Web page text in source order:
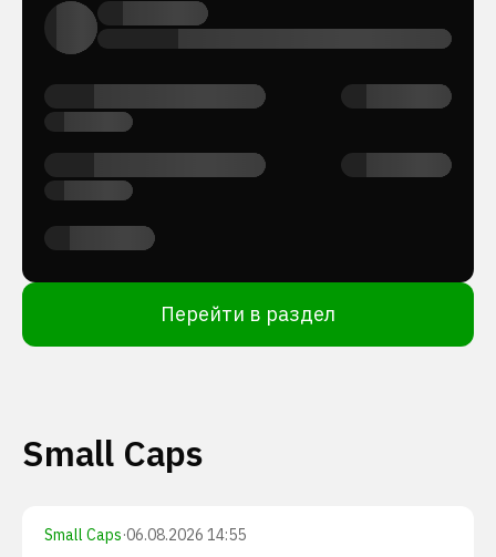
Перейти в раздел
Small Caps
Small Caps·06.08.2026 14:55